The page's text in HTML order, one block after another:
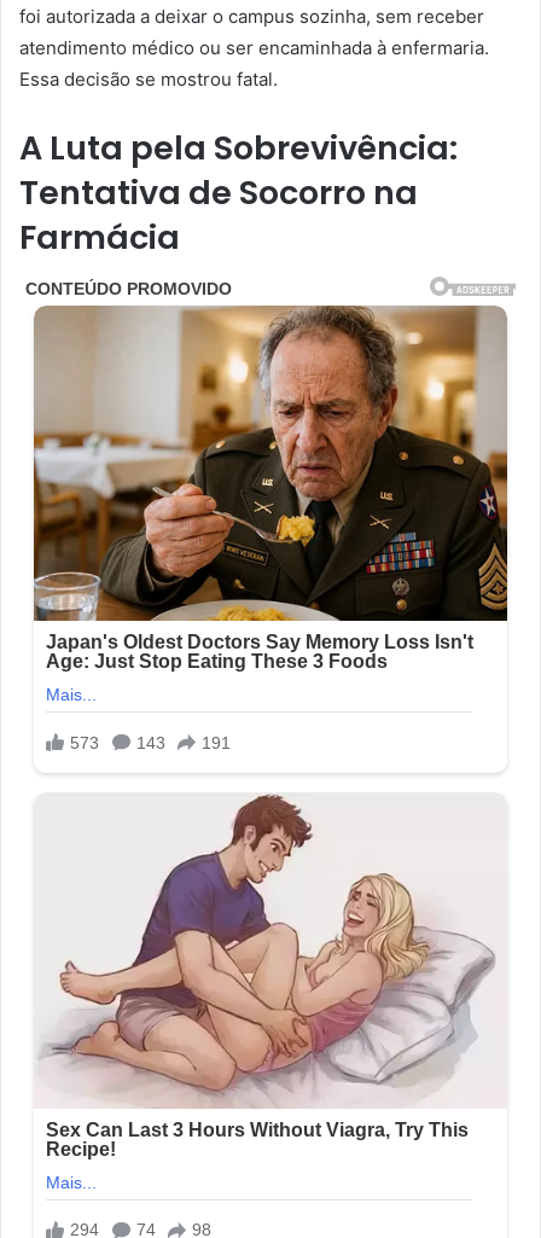
foi autorizada a deixar o campus sozinha, sem receber
atendimento médico ou ser encaminhada à enfermaria.
Essa decisão se mostrou fatal.
A Luta pela Sobrevivência:
Tentativa de Socorro na
Farmácia